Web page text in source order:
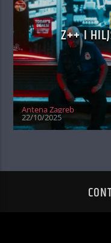
Z++ I
Antena Zagreb
22/10/2025